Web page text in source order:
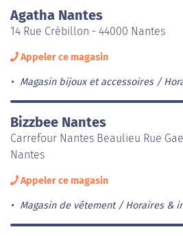
Agatha Nantes
14 Rue Crébillon - 44000 Nantes
Appeler ce magasin
Magasin bijoux et accessoires
Bizzbee Nantes
Carrefour Nantes Beaulieu Rue
Nantes
Appeler ce magasin
Magasin de vêtement Horaires &